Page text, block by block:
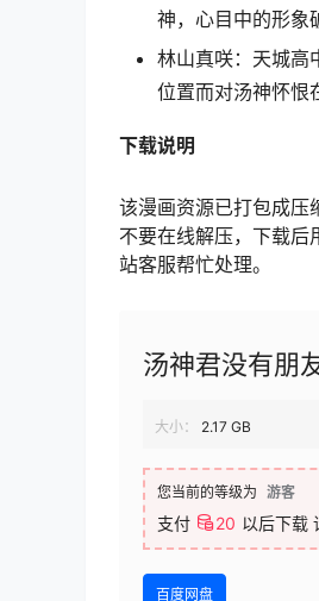
神，心目中的形象
林山真咲：天城高
位置而对汤神怀恨
下载说明
该漫画资源已打包成压
不要在线解压，下载后
站客服帮忙处理。
汤神君没有朋
大小： 2.17 GB
您当前的等级为 游客
支付 20 以后下载
百度网盘